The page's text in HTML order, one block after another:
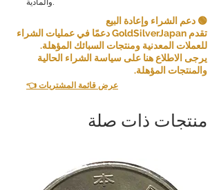
🟢 دعم الشراء وإعادة البيع
تقدم GoldSilverJapan دعمًا في عمليات الشراء
للعملات المعدنية ومنتجات السبائك المؤهلة.
يرجى الاطلاع هنا على سياسة الشراء الحالية
والمنتجات المؤهلة.
👈 عرض قائمة المشتريات
منتجات ذات صلة